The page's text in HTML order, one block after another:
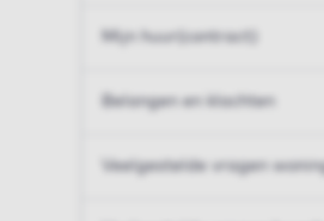
Mijn huur(contract)
Belangen en klachten
Veelgestelde vragen